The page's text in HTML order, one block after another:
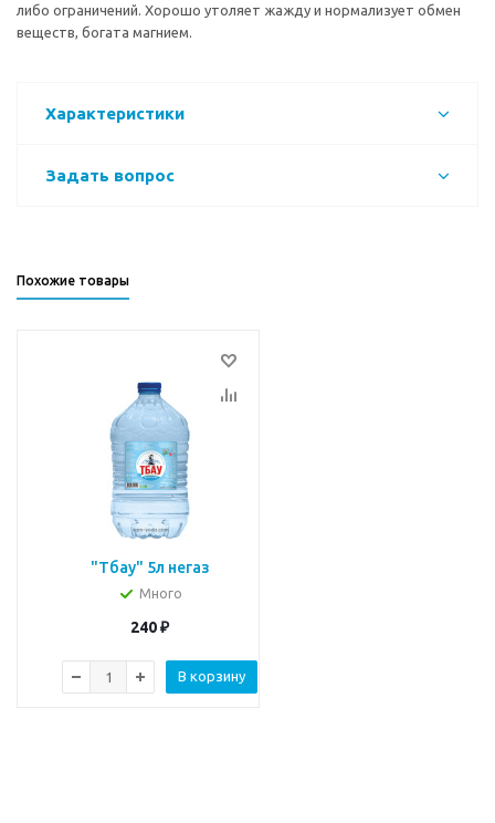
либо ограничений. Хорошо утоляет жажду и нормализует обмен
веществ, богата магнием.
Характеристики
Задать вопрос
Похожие товары
"Тбау" 5л негаз
Много
240₽
В корзину